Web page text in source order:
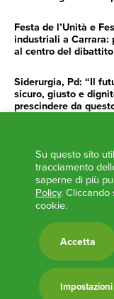
Festa de l’Unità e
industriali a
al centro del dibattito
Siderurgia, Pd: “Il
sicuro, giusto e
prescindere da
impegno e
AGENDA
‘ANCORA UNA
L’ITALIA BOCCIATA
Feste Unità in
Zone Logistiche
Europa in Circolo.
Su questo sito
tracciamento
saperne di più
Policy. Cliccando
cookie.
Accetta